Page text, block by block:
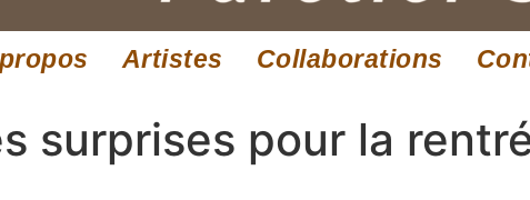
Artistes Collaborations
surprises pour la